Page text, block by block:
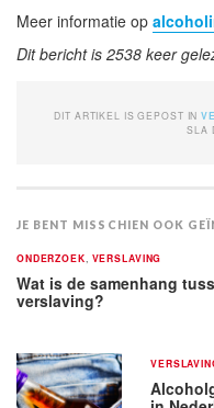
Meer informatie op
Dit bericht is 2538 keer
DIT ARTIKEL IS GEPOST IN
SLA
JE BENT MISSCHIEN OOK
ONDERZOEK VERSLAVING
Wat is de samenhang
verslaving?